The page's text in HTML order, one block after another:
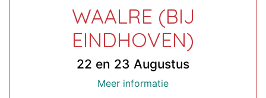
WAALRE (BIJ
EINDHOVEN)
22 en 23 Augustus
Meer informatie